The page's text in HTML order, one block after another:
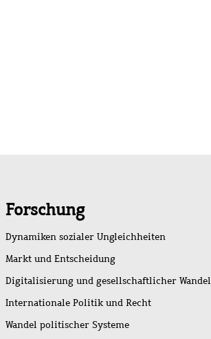
Forschung
Dynamiken sozialer Ungleichheiten
Markt und Entscheidung
Digitalisierung und gesellschaftlicher Wandel
Internationale Politik und Recht
Wandel politischer Systeme